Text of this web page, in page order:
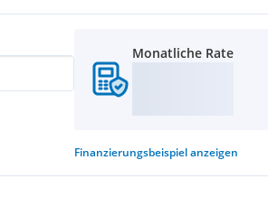
kompetent durch den
individueller
Immobilie. Auch bei
Fernwärme stehen wir
dafür alle notwendigen
Monatliche Rate
Finanzierungsbeispielanzeigen